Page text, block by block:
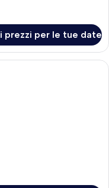
prezzi per le tue date
d'albergo moderna